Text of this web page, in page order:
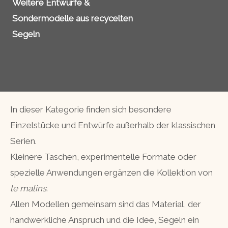
Weitere Entwürfe &
Sondermodelle aus recycelten
Segeln
In dieser Kategorie finden sich besondere
Einzelstücke und Entwürfe außerhalb der klassischen
Serien.
Kleinere Taschen, experimentelle Formate oder
spezielle Anwendungen ergänzen die Kollektion von
le malins.
Allen Modellen gemeinsam sind das Material, der
handwerkliche Anspruch und die Idee, Segeln ein